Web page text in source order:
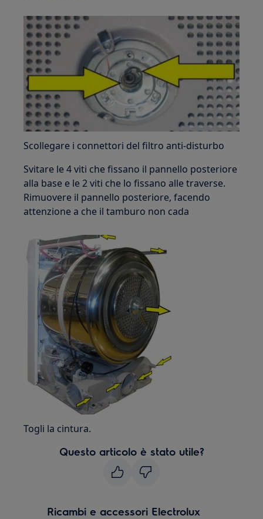
Scollegare i connettori del filtro anti-disturbo
Svitare le 4 viti che fissano il pannello posteriore
alla base e le 2 viti che lo fissano alle traverse.
Rimuovere il pannello posteriore, facendo
attenzione a che il tamburo non cada
Togli la cintura.
Questo articolo è stato utile?
Ricambi e accessori Electrolux